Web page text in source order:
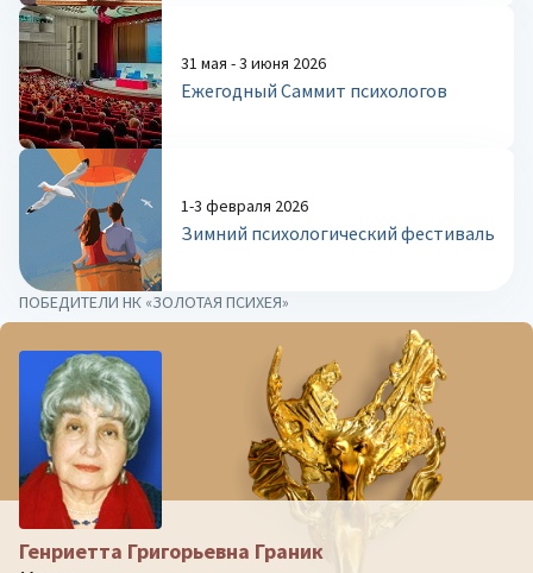
31 мая - 3 июня 2026
Ежегодный Саммит психологов
1-3 февраля 2026
Зимний психологический фестиваль
ПОБЕДИТЕЛИ НК «ЗОЛОТАЯ ПСИХЕЯ»
Генриетта Григорьевна Граник